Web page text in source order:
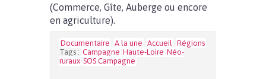
(Commerce, Gîte, Auberge ou encore
en agriculture).
Documentaire A la une Accueil Régions
Tags : Campagne Haute-Loire Néo-
ruraux SOS Campagne